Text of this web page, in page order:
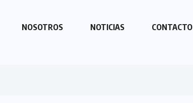
NOSOTROS NOTICIAS CONTACTO